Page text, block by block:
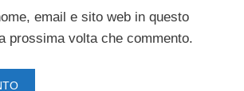
email e sito web in questo
prossima volta che commento.